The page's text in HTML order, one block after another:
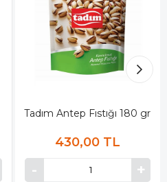
Tadım Antep Fıstığı 180 gr
430,00 TL